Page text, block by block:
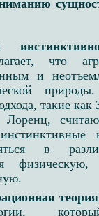
что
и
такие
Лоренц,
в
теория